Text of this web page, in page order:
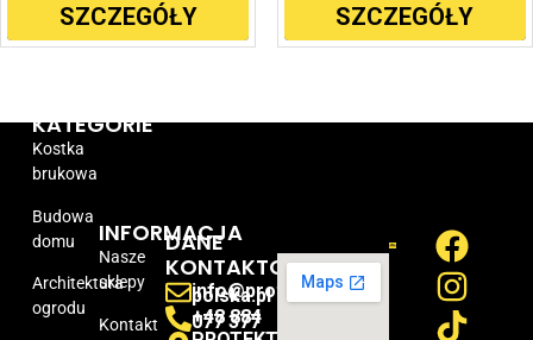
SZCZEGÓŁY SZCZEGÓŁY
KATEGORIE
Kostka
brukowa
Budowa
domu
Architektura
ogrodu
INFORMACJA
Nasze
sklepy
Kontakt
DANE
KONTAKTOWE
info@protektor-
polska.pl
+48 884
077 377